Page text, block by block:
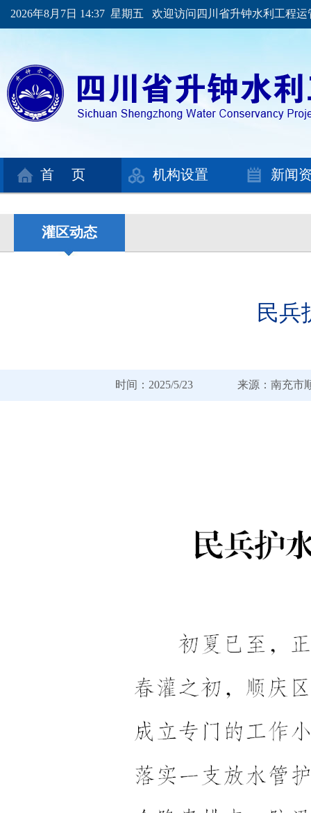
2026年8月7日 14:37 星期五 欢迎访问四川省升钟水利工程运
首 页 机构设置 新闻
灌区动态
民兵
时间：2025/5/23 来源：南充